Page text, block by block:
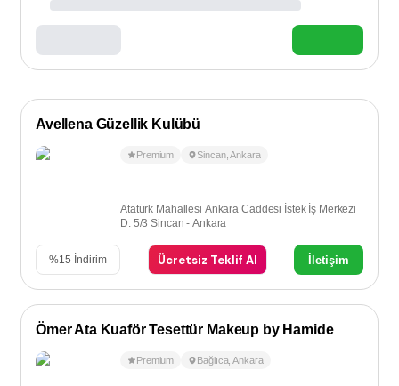
Avellena Güzellik Kulübü
Premium Sincan,Ankara
Atatürk Mahallesi Ankara Caddesi İstek İş Merkezi
D: 5/3 Sincan - Ankara
%15 İndirim Ücretsiz Teklif Al İletişim
Ömer Ata Kuaför Tesettür Makeup by Hamide
Premium Bağlıca,Ankara